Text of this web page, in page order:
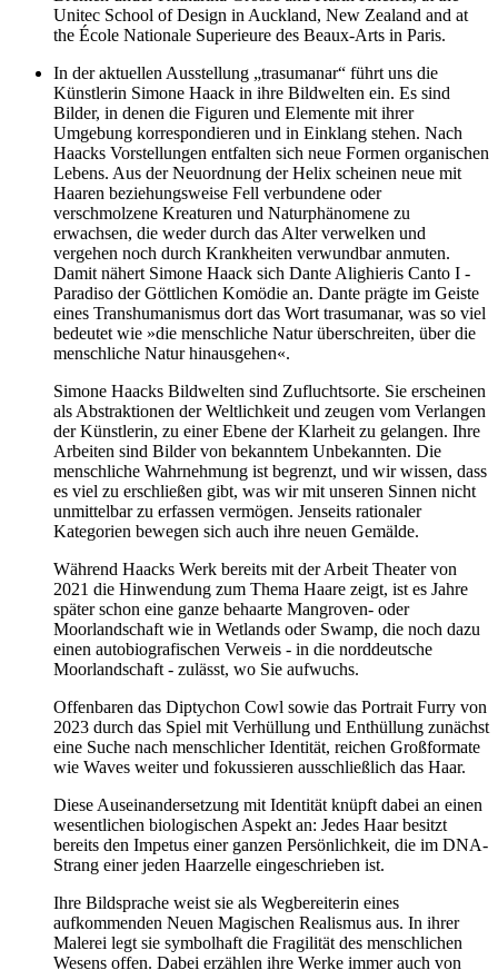
Unitec School of Design in Auckland, New Zealand and at
the École Nationale Superieure des Beaux-Arts in Paris.
In der aktuellen Ausstellung „trasumanar“ führt uns die
Künstlerin Simone Haack in ihre Bildwelten ein. Es sind
Bilder, in denen die Figuren und Elemente mit ihrer
Umgebung korrespondieren und in Einklang stehen. Nach
Haacks Vorstellungen entfalten sich neue Formen organischen
Lebens. Aus der Neuordnung der Helix scheinen neue mit
Haaren beziehungsweise Fell verbundene oder
verschmolzene Kreaturen und Naturphänomene zu
erwachsen, die weder durch das Alter verwelken und
vergehen noch durch Krankheiten verwundbar anmuten.
Damit nähert Simone Haack sich Dante Alighieris Canto I -
Paradiso der Göttlichen Komödie an. Dante prägte im Geiste
eines Transhumanismus dort das Wort trasumanar, was so viel
bedeutet wie »die menschliche Natur überschreiten, über die
menschliche Natur hinausgehen«.
Simone Haacks Bildwelten sind Zufluchtsorte. Sie erscheinen
als Abstraktionen der Weltlichkeit und zeugen vom Verlangen
der Künstlerin, zu einer Ebene der Klarheit zu gelangen. Ihre
Arbeiten sind Bilder von bekanntem Unbekannten. Die
menschliche Wahrnehmung ist begrenzt, und wir wissen, dass
es viel zu erschließen gibt, was wir mit unseren Sinnen nicht
unmittelbar zu erfassen vermögen. Jenseits rationaler
Kategorien bewegen sich auch ihre neuen Gemälde.
Während Haacks Werk bereits mit der Arbeit Theater von
2021 die Hinwendung zum Thema Haare zeigt, ist es Jahre
später schon eine ganze behaarte Mangroven- oder
Moorlandschaft wie in Wetlands oder Swamp, die noch dazu
einen autobiografischen Verweis - in die norddeutsche
Moorlandschaft - zulässt, wo Sie aufwuchs.
Offenbaren das Diptychon Cowl sowie das Portrait Furry von
2023 durch das Spiel mit Verhüllung und Enthüllung zunächst
eine Suche nach menschlicher Identität, reichen Großformate
wie Waves weiter und fokussieren ausschließlich das Haar.
Diese Auseinandersetzung mit Identität knüpft dabei an einen
wesentlichen biologischen Aspekt an: Jedes Haar besitzt
bereits den Impetus einer ganzen Persönlichkeit, die im DNA-
Strang einer jeden Haarzelle eingeschrieben ist.
Ihre Bildsprache weist sie als Wegbereiterin eines
aufkommenden Neuen Magischen Realismus aus. In ihrer
Malerei legt sie symbolhaft die Fragilität des menschlichen
Wesens offen. Dabei erzählen ihre Werke immer auch von